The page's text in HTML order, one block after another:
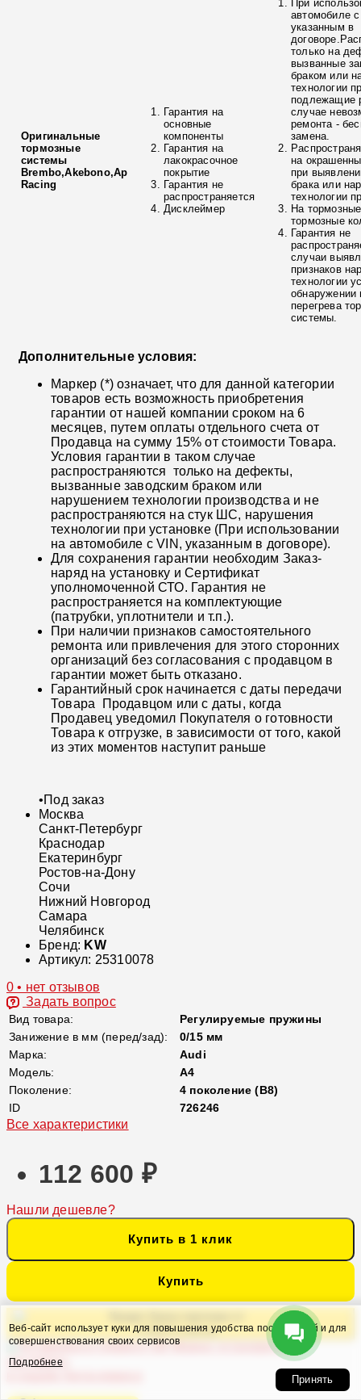
Оригинальные
тормозные
системы
Brembo,Akebono,Ap
Racing
Гарантия на
основные
компоненты
Гарантия на
лакокрасочное
покрытие
Гарантия не
распространяется
Дисклеймер
При
автомобиле
указанным в
только на
вызванные
браком или
технологии
подлежащие
случае
ремонта -
замена.
на
при
брака или
технологии
На
тормозные
Гарантия не
случаи
признаков
технологии
обнаружении
перегрева
системы.
Дополнительные условия:
Маркер (*) означает, что для данной категории
товаров есть возможность приобретения
гарантии от нашей компании сроком на 6
месяцев, путем оплаты отдельного счета от
Продавца на сумму 15% от стоимости Товара.
Условия гарантии в таком случае
распространяются только на дефекты,
вызванные заводским браком или
нарушением технологии производства и не
распространяются на стук ШС, нарушения
технологии при установке (При использовании
на автомобиле с VIN, указанным в договоре).
Для сохранения гарантии необходим Заказ-
наряд на установку и Сертификат
уполномоченной СТО. Гарантия не
распространяется на комплектующие
(патрубки, уплотнители и т.п.).
При наличии признаков самостоятельного
ремонта или привлечения для этого сторонних
организаций без согласования с продавцом в
гарантии может быть отказано.
Гарантийный срок начинается с даты передачи
Товара Продавцом или с даты, когда
Продавец уведомил Покупателя о готовности
Товара к отгрузке, в зависимости от того, какой
из этих моментов наступит раньше
•Под заказ
Москва
Санкт-Петербург
Краснодар
Екатеринбург
Ростов-на-Дону
Сочи
Нижний Новгород
Самара
Челябинск
Бренд: KW
Артикул: 25310078
0 • нет отзывов
Задать вопрос
Вид товара:
Регулируемые пружины
Занижение в мм (перед/зад):
0/15 мм
Марка:
Audi
Модель:
A4
Поколение:
4 поколение (B8)
ID
726246
Все характеристики
112 600 ₽
Нашли дешевле?
Купить в 1 клик
Купить
5 926 ₽ в месяц
Можно установить и
настроить
Веб-сайт использует куки для повышения удобства посетителей и для
совершенствования своих сервисов
Подробнее
Принять